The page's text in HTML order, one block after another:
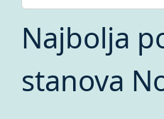
Najbolja
stanova